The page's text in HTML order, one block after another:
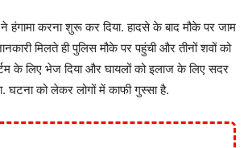
हंगामा करना शुरू कर दिया. हादसे के बाद मौके पर जाम
मिलते ही पुलिस मौके पर पहुंची और तीनों शवों को
के लिए भेज दिया और घायलों को इलाज के लिए सदर
घटना को लेकर लोगों में काफी गुस्सा है.